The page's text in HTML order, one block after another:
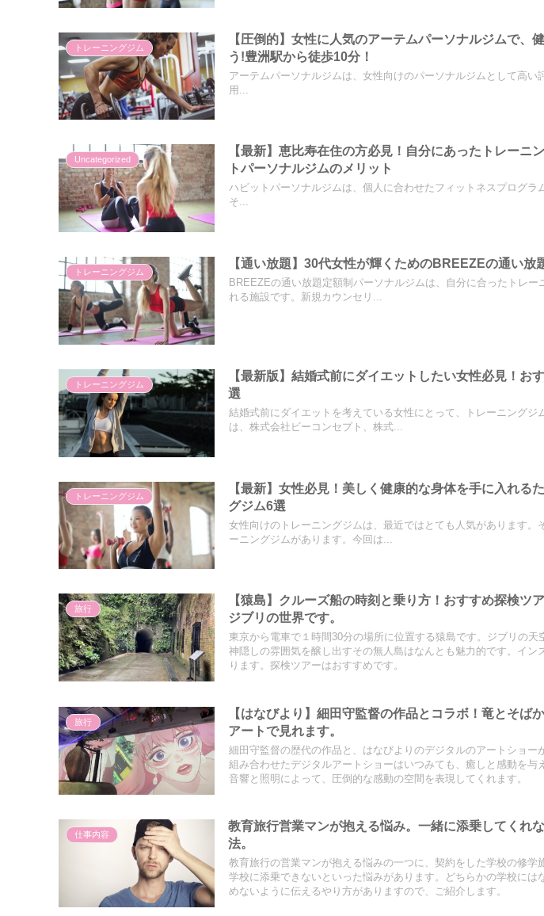
トレーニングジム
【圧倒的】女性に人気のアーテムパーソナルジムで、
う!豊洲駅から徒歩10分！
アーテムパーソナルジムは、女性向けのパーソナルジムとして高い
用...
Uncategorized
【最新】恵比寿在住の方必見！自分にあったトレーニ
トパーソナルジムのメリット
ハビットパーソナルジムは、個人に合わせたフィットネスプログラ
そ...
トレーニングジム
【通い放題】30代女性が輝くためのBREEZEの通い放
BREEZEの通い放題定額制パーソナルジムは、自分に合ったトレー
れる施設です。新規カウンセリ...
トレーニングジム
【最新版】結婚式前にダイエットしたい女性必見！お
選
結婚式前にダイエットを考えている女性にとって、トレーニングジ
は、株式会社ビーコンセプト、株式...
トレーニングジム
【最新】女性必見！美しく健康的な身体を手に入れる
グジム6選
女性向けのトレーニングジムは、最近ではとても人気があります。
ーニングジムがあります。今回は...
旅行
【猿島】クルーズ船の時刻と乗り方！おすすめ探検ツ
ジブリの世界です。
東京から電車で１時間30分の場所に位置する猿島です。ジブリの天
神隠しの雰囲気を醸し出すその無人島はなんとも魅力的です。イン
ります。探検ツアーはおすすめです。
旅行
【はなびより】細田守監督の作品とコラボ！竜とそば
アートで見れます。
細田守監督の歴代の作品と、はなびよりのデジタルのアートショー
組み合わせたデジタルアートショーはいつみても、癒しと感動を与
音響と照明によって、圧倒的な感動の空間を表現してくれます。
仕事内容
教育旅行営業マンが抱える悩み。一緒に添乗してくれ
法。
教育旅行の営業マンが抱える悩みの一つに、契約をした学校の修学
学校に添乗できないといった悩みがあります。どちらかの学校には
めないように伝えるやり方がありますので、ご紹介します。